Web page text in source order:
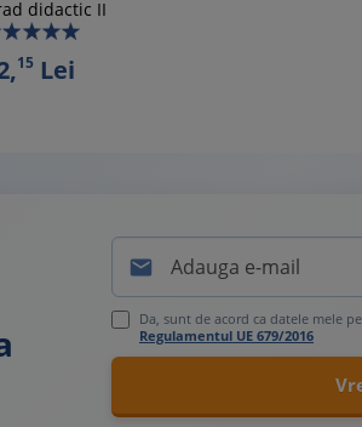
didactic II
15Lei

Da, sunt de acord ca datele mele
Regulamentul UE 679/2016